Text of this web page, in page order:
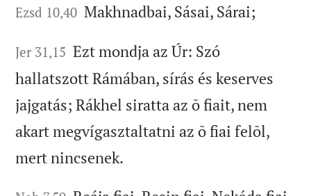
Ezsd 10,40 Makhnadbai, Sásai, Sárai;
Jer 31,15 Ezt mondja az Úr: Szó
hallatszott Rámában, sírás és keserves
jajgatás; Rákhel siratta az õ fiait, nem
akart megvígasztaltatni az õ fiai felõl,
mert nincsenek.